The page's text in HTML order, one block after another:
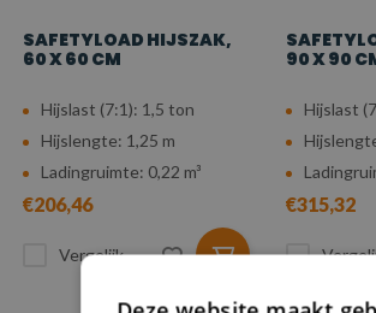
SAFETYLOAD HIJSZAK,
60 X 60 CM
Hijslast (7:1): 1,5 ton
Hijslengte: 1,25 m
Ladingruimte: 0,22 m³
€206,46
Vergelijk
90 X 90
Hijslast
€315,32